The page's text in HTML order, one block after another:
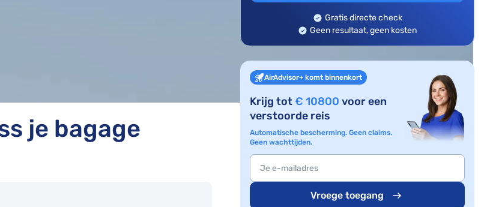
je bagage
Gratis directe check
Geen resultaat, geen kosten
AirAdvisor+ komt binnenkort
Krijg tot€ 10800 voor een
verstoorde reis
Automatische bescherming. Geen claims.
Geen wachttijden.
Vroege toegang